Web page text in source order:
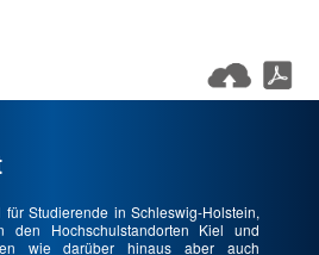
Studierende in Schleswig-Holstein,
den Hochschulstandorten Kiel und
wie darüber hinaus aber auch